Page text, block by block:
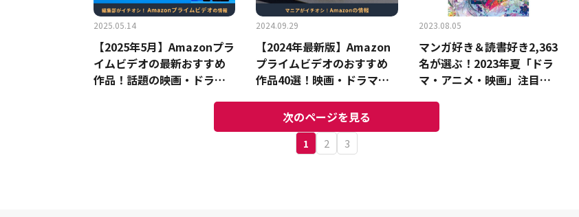
2025.05.14
【2025年5月】Amazonプラ
イムビデオの最新おすすめ
作品！話題の映画・ドラマ
2024.09.29
【2024年最新版】Amazon
プライムビデオのおすすめ
作品40選！映画・ドラマ・
2023.08.05
マンガ好き＆読書好き2,363
名が選ぶ！2023年夏「ドラ
マ・アニメ・映画」注目度
次のページを見る
1 2 3